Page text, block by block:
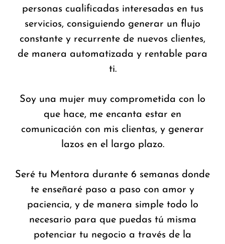
personas cualificadas interesadas en tus
servicios, consiguiendo generar un flujo
constante y recurrente de nuevos clientes,
de manera automatizada y rentable para
ti.
Soy una mujer muy comprometida con lo
que hace, me encanta estar en
comunicación con mis clientas, y generar
lazos en el largo plazo.
Seré tu Mentora durante 6 semanas donde
te enseñaré paso a paso con amor y
paciencia, y de manera simple todo lo
necesario para que puedas tú misma
potenciar tu negocio a través de la